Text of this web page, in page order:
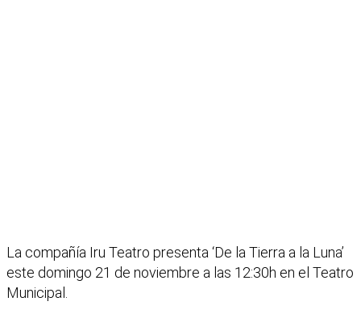
La compañía Iru Teatro presenta ‘De la Tierra a la Luna’
este domingo 21 de noviembre a las 12:30h en el Teatro
Municipal.